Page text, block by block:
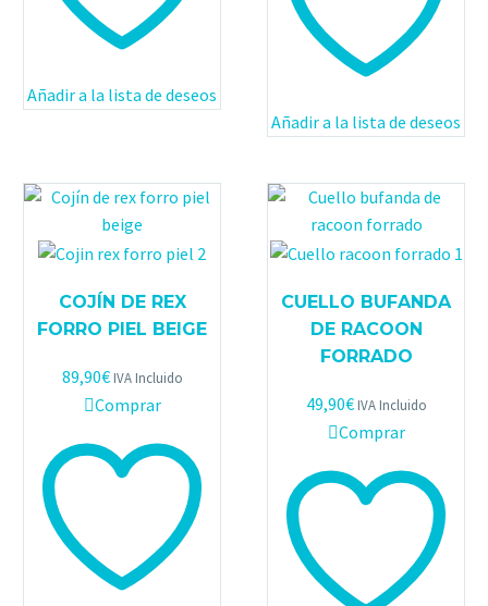
Añadir a la lista de deseos
Añadir a la lista de deseos
COJÍN DE REX
FORRO PIEL BEIGE
89,90€ IVA Incluido
Comprar
CUELLO BUFANDA
DE RACOON
FORRADO
49,90€ IVA Incluido
Comprar